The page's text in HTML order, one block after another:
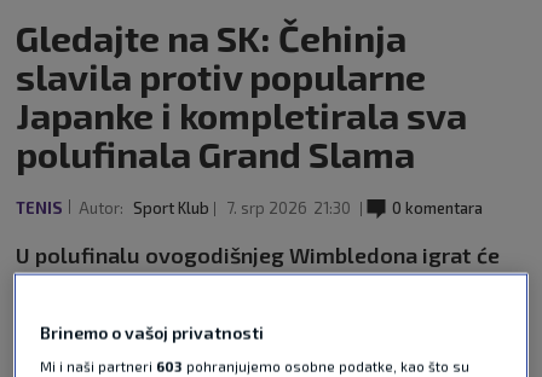
Gledajte na SK: Čehinja
slavila protiv popularne
Japanke i kompletirala sva
polufinala Grand Slama
TENIS Autor: Sport Klub 7. srp 2026 21:30 0 komentara
U polufinalu ovogodišnjeg Wimbledona igrat će
29-godišnja češka tenisačica Karolina Muchova
Osaku u četvrtfinalu. Pročitaj više
Brinemo o vašoj privatnosti
Mi i naši partneri 603 pohranjujemo osobne podatke, kao što su